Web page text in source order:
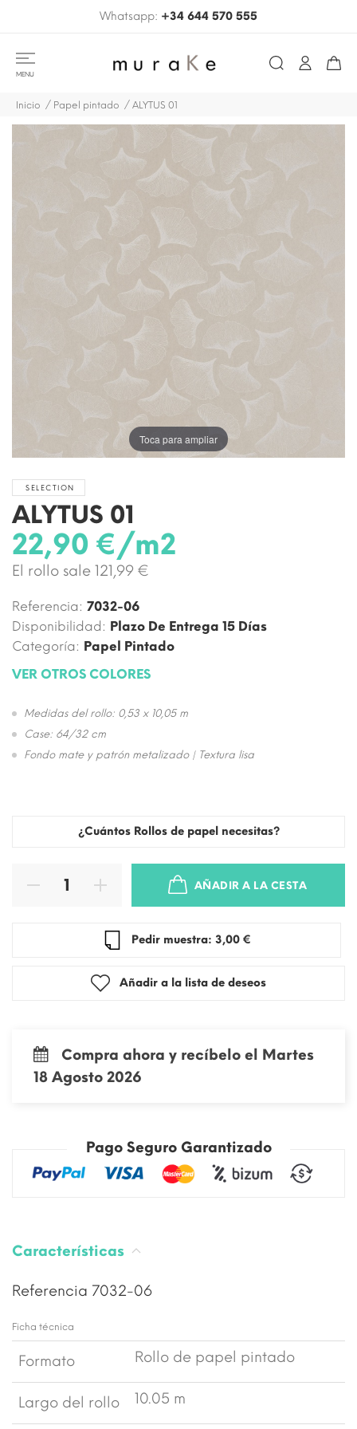
Whatsapp: +34 644 570 555
MENU
Inicio Papel pintado ALYTUS 01
Toca para ampliar
SELECTION
ALYTUS 01
22,90 €/m2
El rollo sale 121,99 €
Referencia: 7032-06
Disponibilidad: Plazo De Entrega 15 Días
Categoría: Papel Pintado
VER OTROS COLORES
Medidas del rollo: 0,53 x 10,05 m
Case: 64/32 cm
Fondo mate y patrón metalizado | Textura lisa
¿Cuántos Rollos de papel necesitas?
AÑADIR A LA CESTA
Pedir muestra: 3,00 €
Añadir a la lista de deseos
Compra ahora y recíbelo el Martes
18 Agosto 2026
Pago Seguro Garantizado
Características
Referencia 7032-06
Ficha técnica
Formato Rollo de papel pintado
Largo del rollo 10.05 m